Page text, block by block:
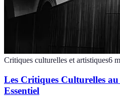
Critiques culturelles et artistiques6
Les Critiques Culturelles
Essentiel